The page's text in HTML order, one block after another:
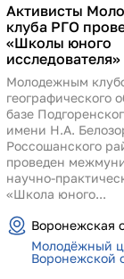
Активисты
клуба РГО
«Школы юного
исследователя»
Молодежным
географического
базе
имени Н.А.
Россошанского
проведен
научно-
«Школа юного...
Воронежская
Молодёжный
Воронежской